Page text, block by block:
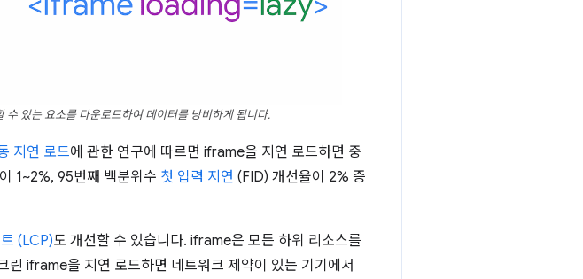
있는 요소를 다운로드하여 데이터를 낭비하게 됩니다.
지연 로드에 관한 연구에 따르면 iframe을 지연 로드하면 중
1~2%, 95번째 백분위수 첫 입력 지연 (FID) 개선율이 2% 증
(LCP)도 개선할 수 있습니다. iframe은 모든 하위 리소스를
iframe을 지연 로드하면 네트워크 제약이 있는 기기에서